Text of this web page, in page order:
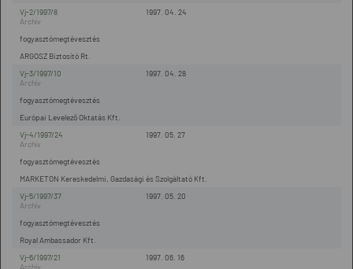
1997. 04. 24
Vj-2/1997/8
ARGOSZ Biztosító Rt.
fogyasztómegtévesztés
1997. 04. 28
Vj-3/1997/10
Európai Levelező Oktatás Kft.
fogyasztómegtévesztés
1997. 05. 27
Vj-4/1997/24
MARKETON Kereskedelmi, Gazdasági és Szolgáltató Kft.
fogyasztómegtévesztés
1997. 05. 20
Vj-5/1997/37
Royal Ambassador Kft.
fogyasztómegtévesztés
1997. 06. 16
Vj-6/1997/21